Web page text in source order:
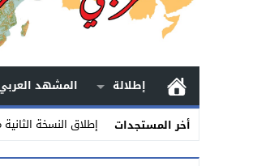
إطلالة المشهد
أخر المستجدات
إطلاق النسخة
Stop